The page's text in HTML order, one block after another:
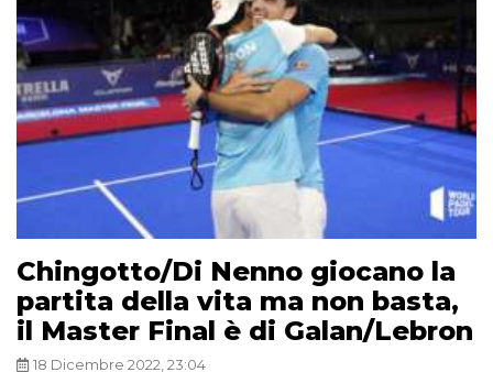
Chingotto/Di Nenno giocano la
partita della vita ma non basta,
il Master Final è di Galan/Lebron
18 Dicembre 2022, 23:04